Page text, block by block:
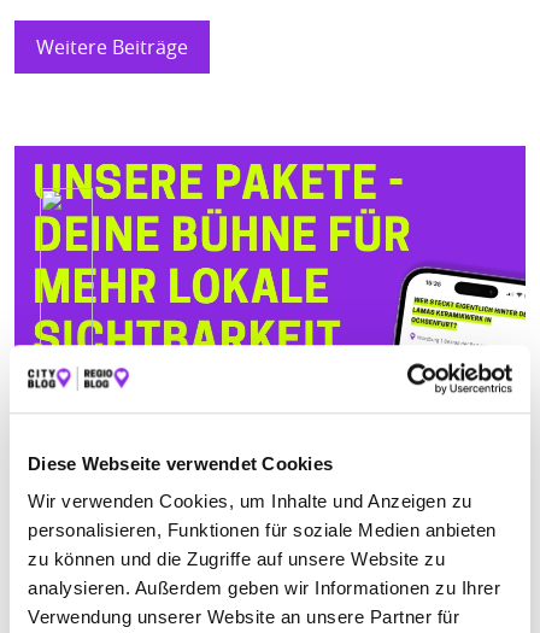
Diese Webseite verwendet Cookies
Wir verwenden Cookies, um Inhalte und Anzeigen zu
personalisieren, Funktionen für soziale Medien anbieten
zu können und die Zugriffe auf unsere Website zu
analysieren. Außerdem geben wir Informationen zu Ihrer
Verwendung unserer Website an unsere Partner für
Weitere Beiträge